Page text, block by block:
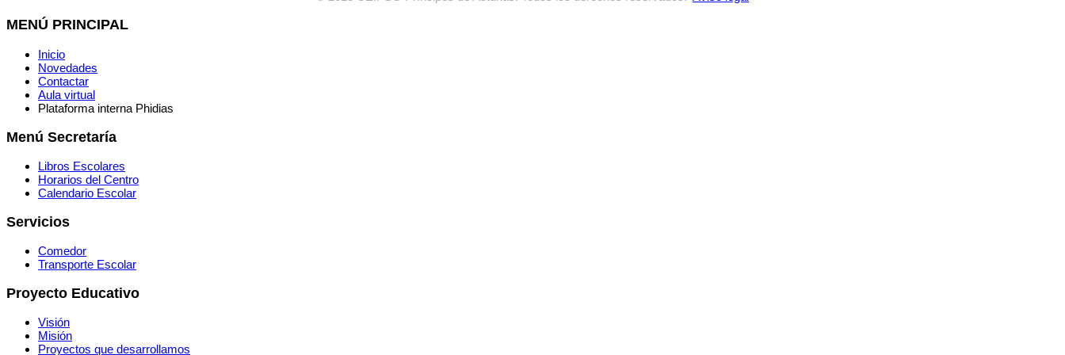
MENÚ PRINCIPAL
Inicio
Novedades
Contactar
Aula virtual
Plataforma interna Phidias
Menú Secretaría
Libros Escolares
Horarios del Centro
Calendario Escolar
Servicios
Comedor
Transporte Escolar
Proyecto Educativo
Visión
Misión
Proyectos que desarrollamos